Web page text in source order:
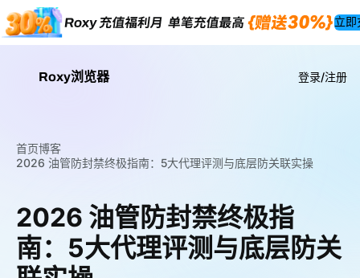
立即
Roxy浏览器 登录/注册
首页博客
2026 油管防封禁终极指南：5大代理评测与底层防关联实操
2026 油管防封禁终极指
南：5大代理评测与底层防关